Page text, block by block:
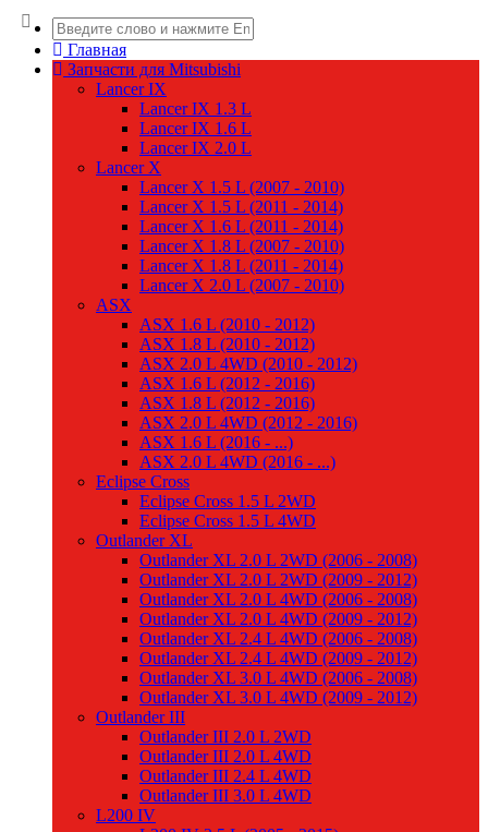
Главная
Запчасти для Mitsubishi
Lancer IX
Lancer IX 1.3 L
Lancer IX 1.6 L
Lancer IX 2.0 L
Lancer X
Lancer X 1.5 L (2007 - 2010)
Lancer X 1.5 L (2011 - 2014)
Lancer X 1.6 L (2011 - 2014)
Lancer X 1.8 L (2007 - 2010)
Lancer X 1.8 L (2011 - 2014)
Lancer X 2.0 L (2007 - 2010)
ASX
ASX 1.6 L (2010 - 2012)
ASX 1.8 L (2010 - 2012)
ASX 2.0 L 4WD (2010 - 2012)
ASX 1.6 L (2012 - 2016)
ASX 1.8 L (2012 - 2016)
ASX 2.0 L 4WD (2012 - 2016)
ASX 1.6 L (2016 - ...)
ASX 2.0 L 4WD (2016 - ...)
Eclipse Cross
Eclipse Cross 1.5 L 2WD
Eclipse Cross 1.5 L 4WD
Outlander XL
Outlander XL 2.0 L 2WD (2006 - 2008)
Outlander XL 2.0 L 2WD (2009 - 2012)
Outlander XL 2.0 L 4WD (2006 - 2008)
Outlander XL 2.0 L 4WD (2009 - 2012)
Outlander XL 2.4 L 4WD (2006 - 2008)
Outlander XL 2.4 L 4WD (2009 - 2012)
Outlander XL 3.0 L 4WD (2006 - 2008)
Outlander XL 3.0 L 4WD (2009 - 2012)
Outlander III
Outlander III 2.0 L 2WD
Outlander III 2.0 L 4WD
Outlander III 2.4 L 4WD
Outlander III 3.0 L 4WD
L200 IV